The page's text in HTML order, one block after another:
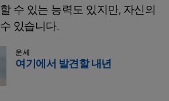
수 있는 능력도 있지만, 자신의
있습니다.
운세
여기에서 발견할 내년